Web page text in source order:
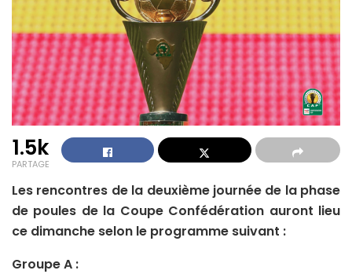
1.5k
PARTAGE
Les rencontres de la deuxième journée de la phase
de poules de la Coupe Confédération auront lieu
ce dimanche selon le programme suivant :
Groupe A :